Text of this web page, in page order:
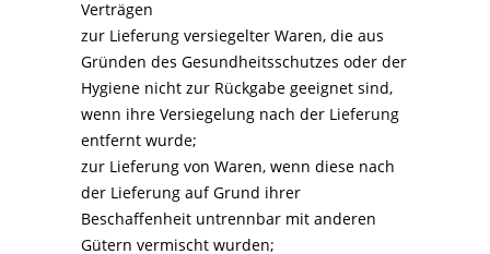
Verträgen
zur Lieferung versiegelter Waren, die aus
Gründen des Gesundheitsschutzes oder der
Hygiene nicht zur Rückgabe geeignet sind,
wenn ihre Versiegelung nach der Lieferung
entfernt wurde;
zur Lieferung von Waren, wenn diese nach
der Lieferung auf Grund ihrer
Beschaffenheit untrennbar mit anderen
Gütern vermischt wurden;